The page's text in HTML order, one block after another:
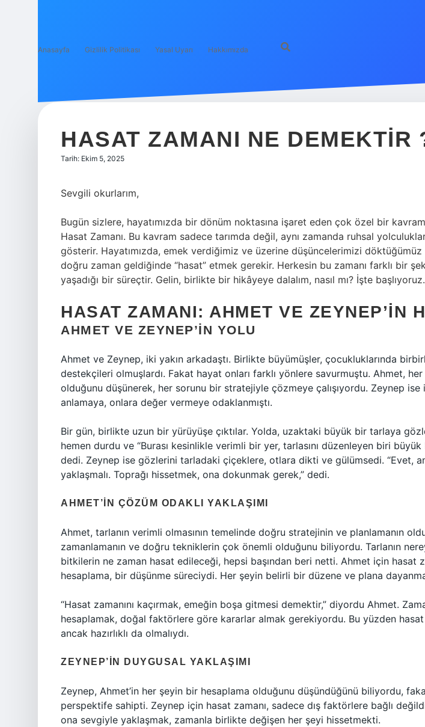
Anasayfa Gizlilik Politikası Yasal Uyarı Hakkımızda
HASAT ZAMANI NE DEMEKTIR
Tarih: Ekim 5, 2025
Sevgili okurlarım,
Bugün sizlere, hayatımızda bir dönüm noktasına işaret eden çok özel bir
Hasat Zamanı. Bu kavram sadece tarımda değil, aynı zamanda ruhsal
gösterir. Hayatımızda, emek verdiğimiz ve üzerine düşüncelerimizi döktüğümüz
doğru zaman geldiğinde “hasat” etmek gerekir. Herkesin bu zamanı farklı bir
yaşadığı bir süreçtir. Gelin, birlikte bir hikâyeye dalalım, nasıl mı? İşte
HASAT ZAMANI: AHMET VE ZEYNEP’IN
AHMET VE ZEYNEP’IN YOLU
Ahmet ve Zeynep, iki yakın arkadaştı. Birlikte büyümüşler, çocukluklarında
destekçileri olmuşlardı. Fakat hayat onları farklı yönlere savurmuştu. Ahmet,
olduğunu düşünerek, her sorunu bir stratejiyle çözmeye çalışıyordu. Zeynep ise
anlamaya, onlara değer vermeye odaklanmıştı.
Bir gün, birlikte uzun bir yürüyüşe çıktılar. Yolda, uzaktaki büyük bir tarlaya
hemen durdu ve “Burası kesinlikle verimli bir yer, tarlasını düzenleyen biri
dedi. Zeynep ise gözlerini tarladaki çiçeklere, otlara dikti ve gülümsedi. “Evet,
yaklaşmalı. Toprağı hissetmek, ona dokunmak gerek,” dedi.
AHMET’IN ÇÖZÜM ODAKLI YAKLAŞIMI
Ahmet, tarlanın verimli olmasının temelinde doğru stratejinin ve planlamanın
zamanlamanın ve doğru tekniklerin çok önemli olduğunu biliyordu. Tarlanın
bitkilerin ne zaman hasat edileceği, hepsi başından beri netti. Ahmet için hasat
hesaplama, bir düşünme süreciydi. Her şeyin belirli bir düzene ve plana
“Hasat zamanını kaçırmak, emeğin boşa gitmesi demektir,” diyordu Ahmet.
hesaplamak, doğal faktörlere göre kararlar almak gerekiyordu. Bu yüzden hasat
ancak hazırlıklı da olmalıydı.
ZEYNEP’IN DUYGUSAL YAKLAŞIMI
Zeynep, Ahmet’in her şeyin bir hesaplama olduğunu düşündüğünü biliyordu,
perspektife sahipti. Zeynep için hasat zamanı, sadece dış faktörlere bağlı
ona sevgiyle yaklaşmak, zamanla birlikte değişen her şeyi hissetmekti.